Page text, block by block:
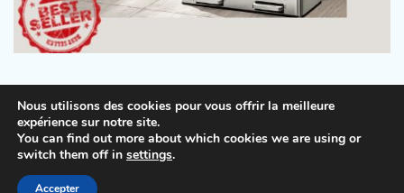
Copyright © 2026Beauty Tips
|
Politique de confidentialité
Nous utilisons des cookies pour vous offrir la meilleure
expérience sur notre site.
You can find out more about which cookies we are using or
switch them off in settings.
Accepter